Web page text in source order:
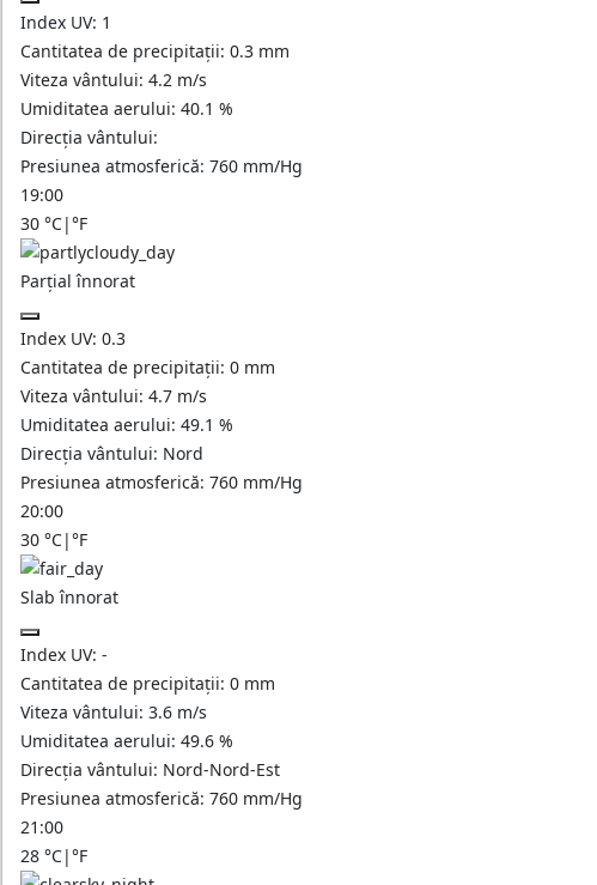
Index UV: 1
Cantitatea de precipitații: 0.3 mm
Viteza vântului: 4.2 m/s
Umiditatea aerului: 40.1 %
Direcția vântului:
Presiunea atmosferică: 760 mm/Hg
19:00
30 °C|°F
Parțial înnorat
Index UV: 0.3
Cantitatea de precipitații: 0 mm
Viteza vântului: 4.7 m/s
Umiditatea aerului: 49.1 %
Direcția vântului: Nord
Presiunea atmosferică: 760 mm/Hg
20:00
30 °C|°F
Slab înnorat
Index UV: -
Cantitatea de precipitații: 0 mm
Viteza vântului: 3.6 m/s
Umiditatea aerului: 49.6 %
Direcția vântului: Nord-Nord-Est
Presiunea atmosferică: 760 mm/Hg
21:00
28 °C|°F